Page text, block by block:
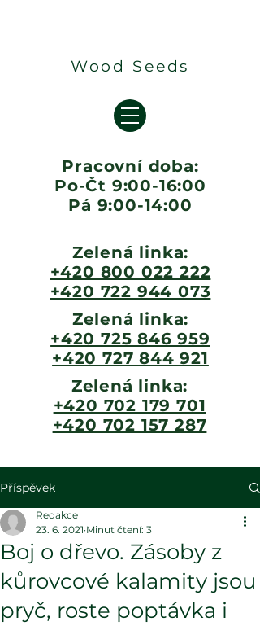
Wood Seeds
Zelená linka:
+420 702 179 701
+420 702 157 287
Pracovní doba:
Po-Čt 9:00-16:00
Pá 9:00-14:00
Zelená linka:
+420 725 846 959
+420 727 844 921
Zelená linka:
+420 800 022 222
+420 722 944 073
Příspěvek
Boj o dřevo. Zásoby z
kůrovcové kalamity jsou
pryč, roste poptávka i
Redakce
23. 6. 2021 Minut čtení: 3